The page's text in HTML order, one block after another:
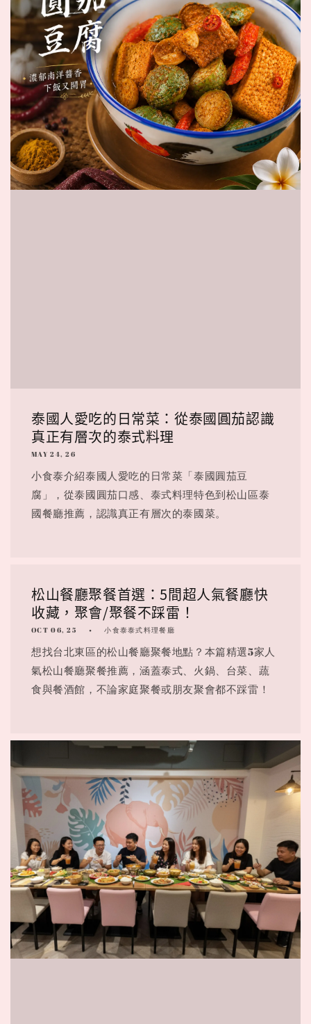
泰國人愛吃的日常菜：從泰國圓茄認識
真正有層次的泰式料理
MAY 24, 26
小食泰介紹泰國人愛吃的日常菜「泰國圓茄豆
腐」，從泰國圓茄口感、泰式料理特色到松山區泰
國餐廳推薦，認識真正有層次的泰國菜。
松山餐廳聚餐首選：5間超人氣餐廳快
收藏，聚會/聚餐不踩雷！
OCT 06, 25 小食泰泰式料理餐廳
想找台北東區的松山餐廳聚餐地點？本篇精選5家人
氣松山餐廳聚餐推薦，涵蓋泰式、火鍋、台菜、蔬
食與餐酒館，不論家庭聚餐或朋友聚會都不踩雷！